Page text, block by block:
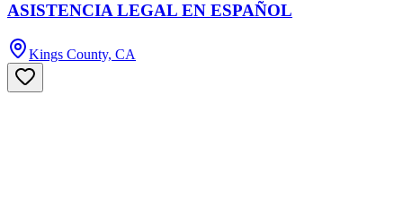
ASISTENCIA LEGAL EN ESPAÑOL
Kings County, CA